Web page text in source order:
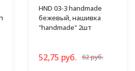
HND 03-3 handmade
бежевый, нашивка
"handmade" 2шт
52,75 руб. 62 руб.